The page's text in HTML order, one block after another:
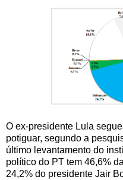
O ex-presidente Lula
potiguar, segundo a
último levantamento do
político do PT tem 46,6%
24,2% do presidente Jair